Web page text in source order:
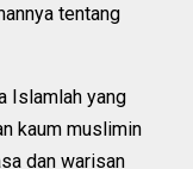
tentang
Islamlah yang
kaum muslimin
dan warisan